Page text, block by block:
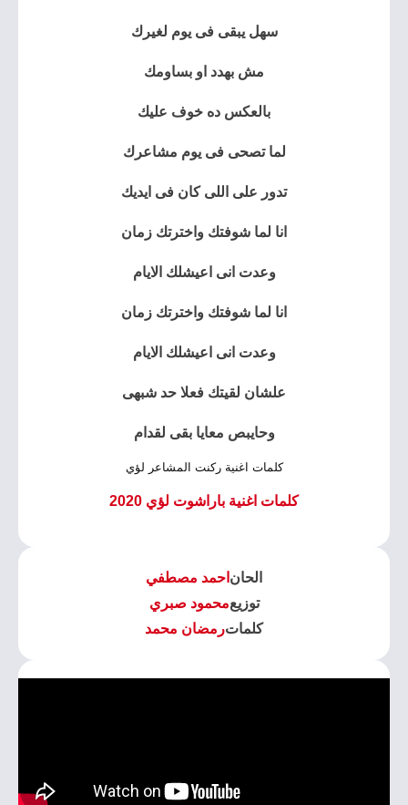
سهل يبقى فى يوم لغيرك
مش بهدد او بساومك
بالعكس ده خوف عليك
لما تصحى فى يوم مشاعرك
تدور على اللى كان فى ايديك
انا لما شوفتك واخترتك زمان
وعدت انى اعيشلك الايام
انا لما شوفتك واخترتك زمان
وعدت انى اعيشلك الايام
علشان لقيتك فعلا حد شبهى
وحايبص معايا بقى لقدام
كلمات اغنية ركنت المشاعر لؤي
كلمات اغنية باراشوت لؤي 2020
الحان احمد مصطفي
توزيعمحمود صبري
كلماترمضان محمد